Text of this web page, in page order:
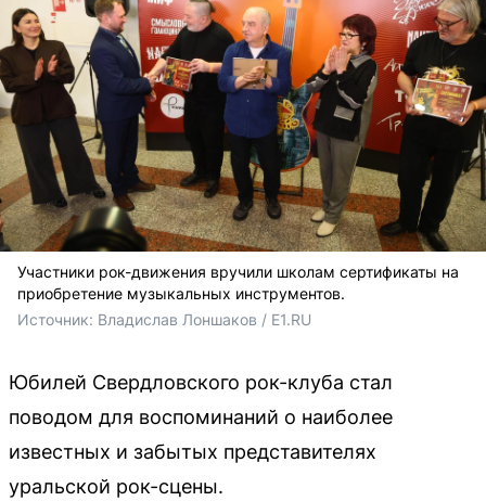
Участники рок-движения вручили школам сертификаты на
приобретение музыкальных инструментов.
Источник: Владислав Лоншаков / E1.RU
Юбилей Свердловского рок-клуба стал
поводом для воспоминаний о наиболее
известных и забытых представителях
уральской рок-сцены.